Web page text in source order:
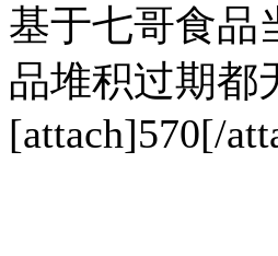
基于七哥食品
品堆积过期都
[attach]570[/